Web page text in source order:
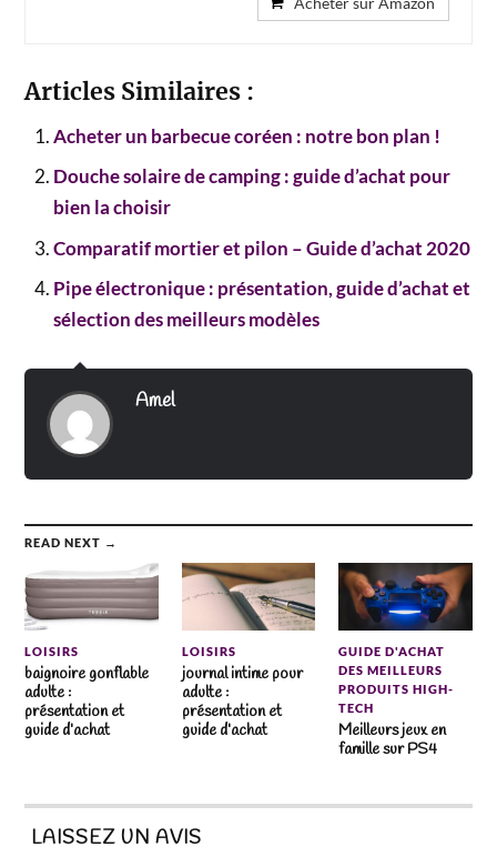
Articles Similaires :
Acheter un barbecue coréen : notre bon plan !
Douche solaire de camping : guide d’achat pour
bien la choisir
Comparatif mortier et pilon – Guide d’achat 2020
Pipe électronique : présentation, guide d’achat et
sélection des meilleurs modèles
Amel
READ NEXT →
LOISIRS
baignoire gonflable
adulte :
présentation et
guide d’achat
LOISIRS
journal intime pour
adulte :
présentation et
guide d’achat
GUIDE D'ACHAT
DES MEILLEURS
PRODUITS HIGH-
TECH
Meilleurs jeux en
famille sur PS4
LAISSEZ UN AVIS